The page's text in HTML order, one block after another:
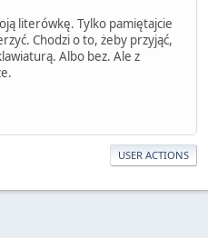
literówkę. Tylko pamiętajcie
Chodzi o to, żeby przyjąć,
Albo bez. Ale z
USER ACTIONS